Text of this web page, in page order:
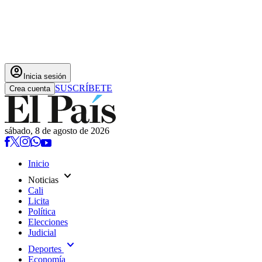
account_circle Inicia sesión
Crea cuenta SUSCRÍBETE
sábado, 8 de agosto de 2026
Inicio
Noticias expand_more
Cali
Licita
Política
Elecciones
Judicial
Deportes expand_more
Economía